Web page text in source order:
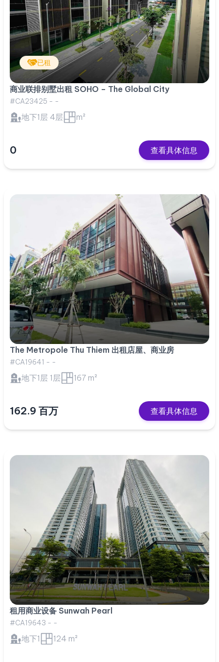
已租
商业联排别墅出租 SOHO – The Global City
#CA23425 - -
地下1层 4层 m²
0 查看具体信息
The Metropole Thu Thiem 出租店屋、商业房
#CA19641 - -
地下1层 1层 167 m²
162.9 百万 查看具体信息
租用商业设备 Sunwah Pearl
#CA19643 - -
地下1 124 m²